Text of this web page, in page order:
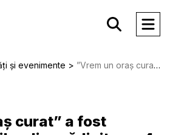
și evenimente ”Vrem un oraș curat” a fost mesajul copiilor din grădinița nr. 4 ”Zîmbetul” din mun. Cahul.
curat” a fost